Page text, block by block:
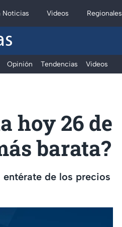
Noticias Videos Regionales
Opinión Tendencias Videos
hoy 26 de
barata?
de los precios